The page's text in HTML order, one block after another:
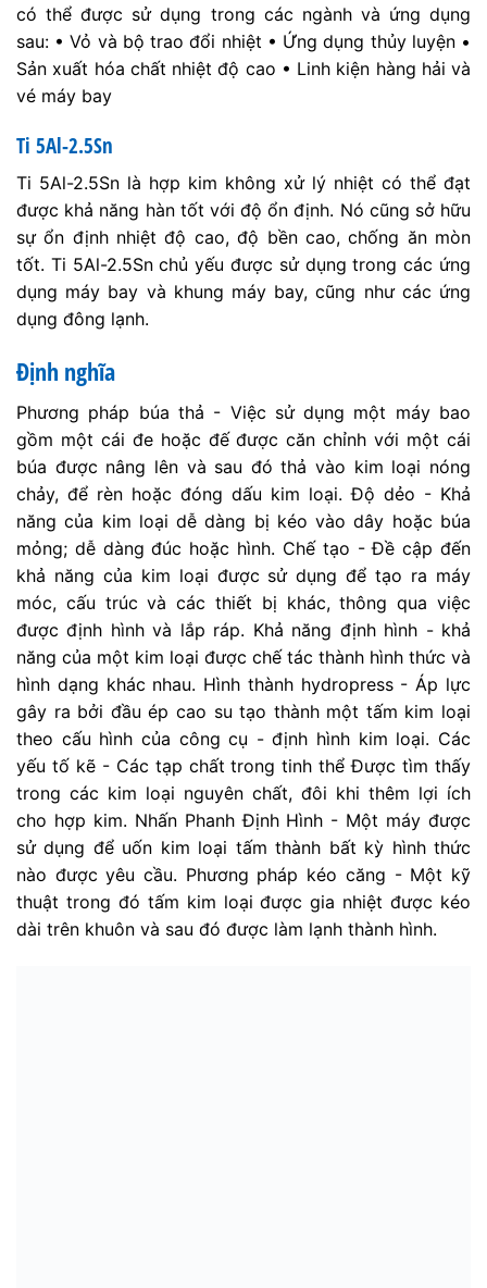
có thể được sử dụng trong các ngành và ứng dụng
sau: • Vỏ và bộ trao đổi nhiệt • Ứng dụng thủy luyện •
Sản xuất hóa chất nhiệt độ cao • Linh kiện hàng hải và
vé máy bay
Ti 5Al-2.5Sn
Ti 5Al-2.5Sn là hợp kim không xử lý nhiệt có thể đạt
được khả năng hàn tốt với độ ổn định. Nó cũng sở hữu
sự ổn định nhiệt độ cao, độ bền cao, chống ăn mòn
tốt. Ti 5Al-2.5Sn chủ yếu được sử dụng trong các ứng
dụng máy bay và khung máy bay, cũng như các ứng
dụng đông lạnh.
Định nghĩa
Phương pháp búa thả - Việc sử dụng một máy bao
gồm một cái đe hoặc đế được căn chỉnh với một cái
búa được nâng lên và sau đó thả vào kim loại nóng
chảy, để rèn hoặc đóng dấu kim loại. Độ dẻo - Khả
năng của kim loại dễ dàng bị kéo vào dây hoặc búa
mỏng; dễ dàng đúc hoặc hình. Chế tạo - Đề cập đến
khả năng của kim loại được sử dụng để tạo ra máy
móc, cấu trúc và các thiết bị khác, thông qua việc
được định hình và lắp ráp. Khả năng định hình - khả
năng của một kim loại được chế tác thành hình thức và
hình dạng khác nhau. Hình thành hydropress - Áp lực
gây ra bởi đầu ép cao su tạo thành một tấm kim loại
theo cấu hình của công cụ - định hình kim loại. Các
yếu tố kẽ - Các tạp chất trong tinh thể Được tìm thấy
trong các kim loại nguyên chất, đôi khi thêm lợi ích
cho hợp kim. Nhấn Phanh Định Hình - Một máy được
sử dụng để uốn kim loại tấm thành bất kỳ hình thức
nào được yêu cầu. Phương pháp kéo căng - Một kỹ
thuật trong đó tấm kim loại được gia nhiệt được kéo
dài trên khuôn và sau đó được làm lạnh thành hình.